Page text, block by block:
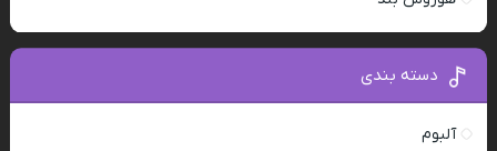
دسته بندی
آلبوم